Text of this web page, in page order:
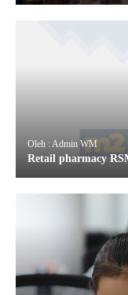
Oleh : Admin WM
Retail pharmacy